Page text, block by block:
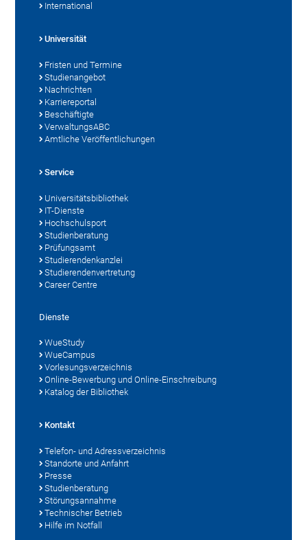
International
Universität
Fristen und Termine
Studienangebot
Nachrichten
Karriereportal
Beschäftigte
VerwaltungsABC
Amtliche Veröffentlichungen
Service
Universitätsbibliothek
IT-Dienste
Hochschulsport
Studienberatung
Prüfungsamt
Studierendenkanzlei
Studierendenvertretung
Career Centre
Dienste
WueStudy
WueCampus
Vorlesungsverzeichnis
Online-Bewerbung und Online-Einschreibung
Katalog der Bibliothek
Kontakt
Telefon- und Adressverzeichnis
Standorte und Anfahrt
Presse
Studienberatung
Störungsannahme
Technischer Betrieb
Hilfe im Notfall